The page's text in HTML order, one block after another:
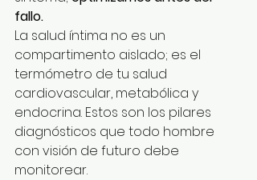
fallo.
La salud íntima no es un
compartimento aislado; es el
termómetro de tu salud
cardiovascular, metabólica y
endocrina. Estos son los pilares
diagnósticos que todo hombre
con visión de futuro debe
monitorear.